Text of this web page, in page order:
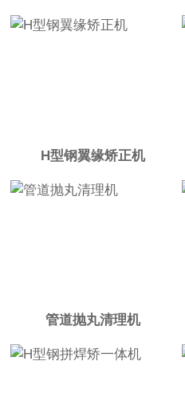
H型钢翼缘矫正机
管道抛丸清理机